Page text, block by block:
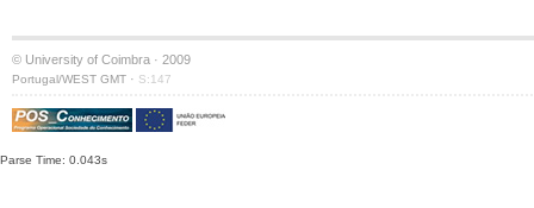
© University of Coimbra · 2009
Portugal/WEST GMT · S:147
Parse Time: 0.043s